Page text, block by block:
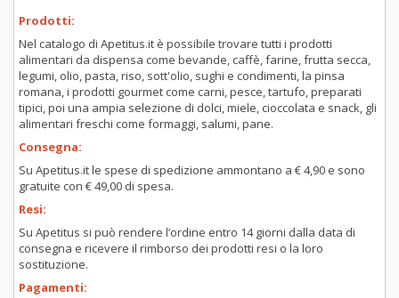
Prodotti:
Nel catalogo di Apetitus.it è possibile trovare tutti i prodotti
alimentari da dispensa come bevande, caffè, farine, frutta secca,
legumi, olio, pasta, riso, sott'olio, sughi e condimenti, la pinsa
romana, i prodotti gourmet come carni, pesce, tartufo, preparati
tipici, poi una ampia selezione di dolci, miele, cioccolata e snack, gli
alimentari freschi come formaggi, salumi, pane.
Consegna:
Su Apetitus.it le spese di spedizione ammontano a € 4,90 e sono
gratuite con € 49,00 di spesa.
Resi:
Su Apetitus si può rendere l’ordine entro 14 giorni dalla data di
consegna e ricevere il rimborso dei prodotti resi o la loro
sostituzione.
Pagamenti: